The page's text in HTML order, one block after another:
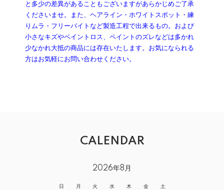
と多少の差異があることもございますがあらかじめご了承
くださいませ。また、ヘアライン・ホワイトスポット・練
りムラ・フリーバイトなど製造工程で出来るもの。および
小さなキズやペイントロス、ペイントのズレなどは多かれ
少なかれ大抵の商品には存在いたします。お気になられる
方はお気軽にお問い合わせください。
CALENDAR
2026年8月
日 月 火 水 木 金 土